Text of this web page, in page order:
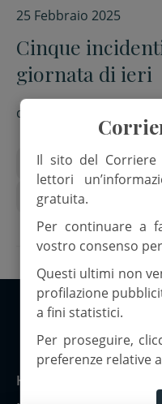
25 Febbraio 2025
Cinque
giornata di ieri
di
auto etilometro
Polizia
Copyright
Home
Il sito del Corriere
lettori
gratuita.
Per continuare a
vostro consenso
Questi ultimi non
profilazione
a fini statistici.
Per proseguire,
preferenze relative